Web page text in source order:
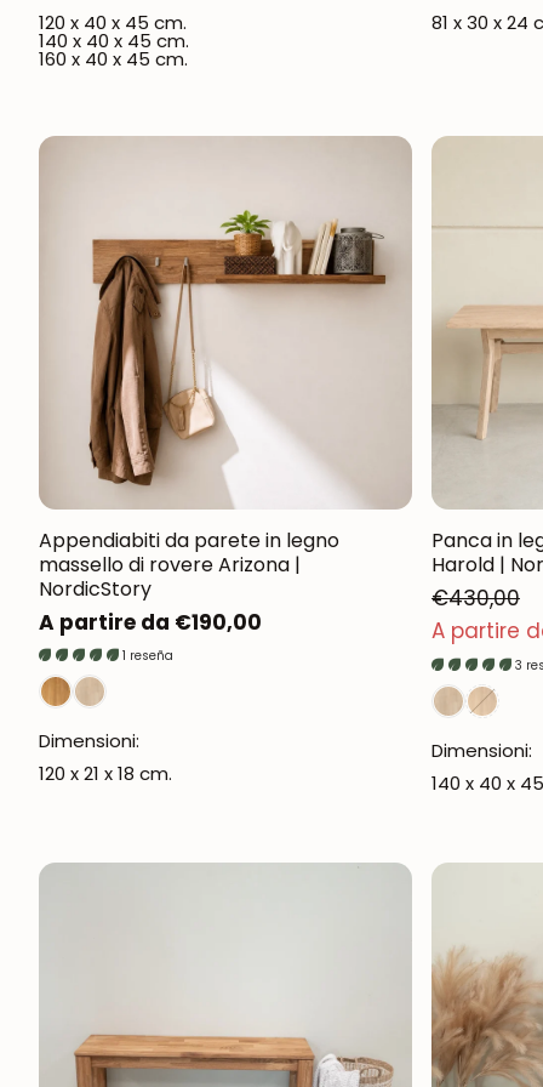
120 x 40 x 45 cm.
140 x 40 x 45 cm.
160 x 40 x 45 cm.
81 x 30 x 24
Appendiabiti da parete in legno
massello di rovere Arizona |
NordicStory
Prezzo
normale
A partire da €190,00
1 reseña
Dimensioni:
120 x 21 x 18 cm.
Panca in
Harold |
A partire
Prezzo di vendita
Prezzo normale
€430,00
3
Dimensioni:
140 x 40 x